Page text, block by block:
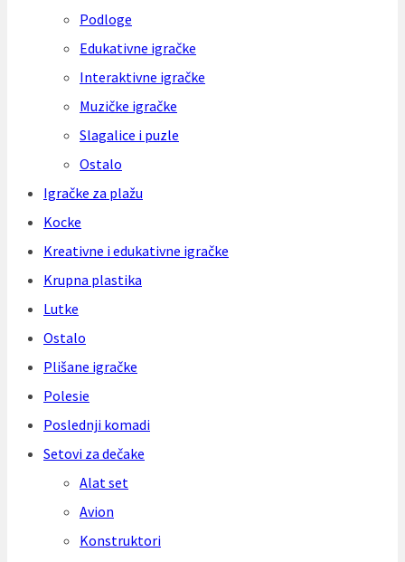
Podloge
Edukativne igračke
Interaktivne igračke
Muzičke igračke
Slagalice i puzle
Ostalo
Igračke za plažu
Kocke
Kreativne i edukativne igračke
Krupna plastika
Lutke
Ostalo
Plišane igračke
Polesie
Poslednji komadi
Setovi za dečake
Alat set
Avion
Konstruktori